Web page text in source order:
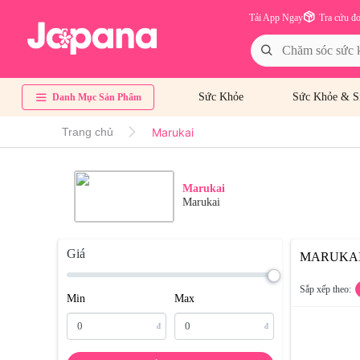
Tra cứu
Tải App Ngay
Danh Mục Sản Phẩm Sức Khỏe Sức Khỏe &
Trang chủ Marukai
Marukai
Marukai
Giá
Min
đ
Max
đ
Sắp xếp theo: